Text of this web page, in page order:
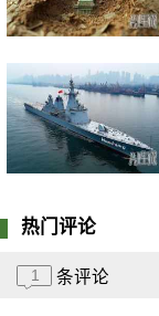
热门评论
1 条评论